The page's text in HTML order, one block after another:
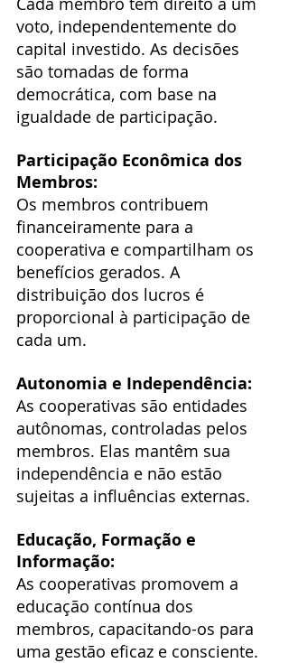
voto, independentemente do
capital investido. As decisões
são tomadas de forma
democrática, com base na
igualdade de participação.
Participação Econômica dos
Membros:
Os membros contribuem
financeiramente para a
cooperativa e compartilham os
benefícios gerados. A
distribuição dos lucros é
proporcional à participação de
cada um.
Autonomia e Independência:
As cooperativas são entidades
autônomas, controladas pelos
membros. Elas mantêm sua
independência e não estão
sujeitas a influências externas.
Educação, Formação e
Informação:
As cooperativas promovem a
educação contínua dos
membros, capacitando-os para
uma gestão eficaz e consciente.